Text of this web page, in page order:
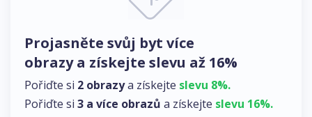
Projasněte svůj byt více
obrazy a získejte slevu až 16%
Pořiďte si 2 obrazya získejte slevu 8%.
Pořiďte si 3 a více obrazů a získejte slevu 16%.